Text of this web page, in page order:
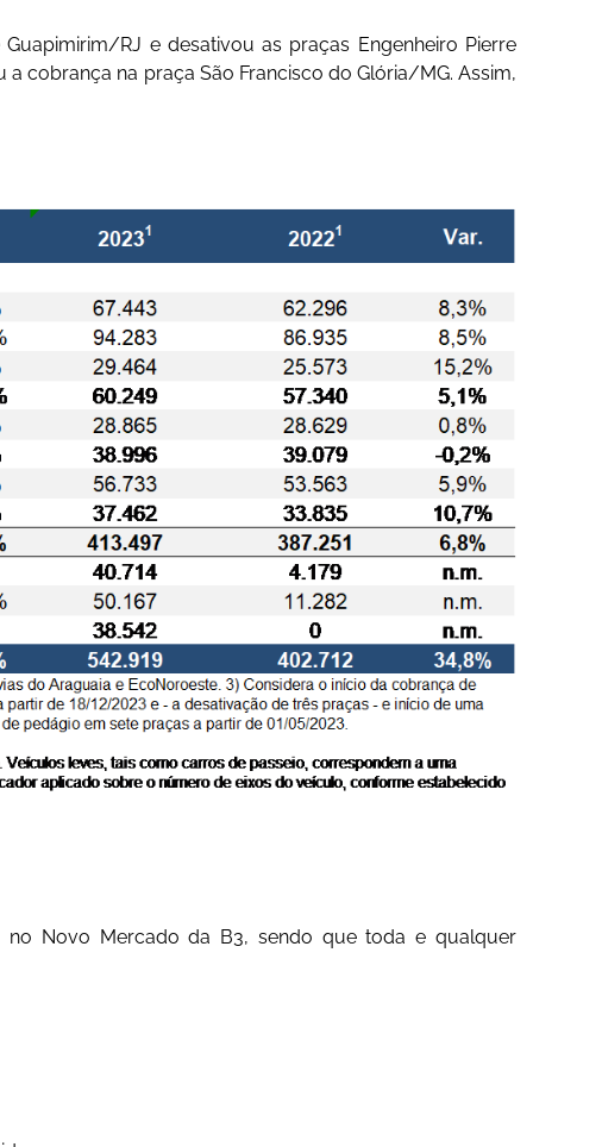
RJ e desativou as praças Engenheiro Pierre
cobrança na praça São Francisco do Glória/MG. Assim,
no Novo Mercado da B3, sendo que toda e qualquer